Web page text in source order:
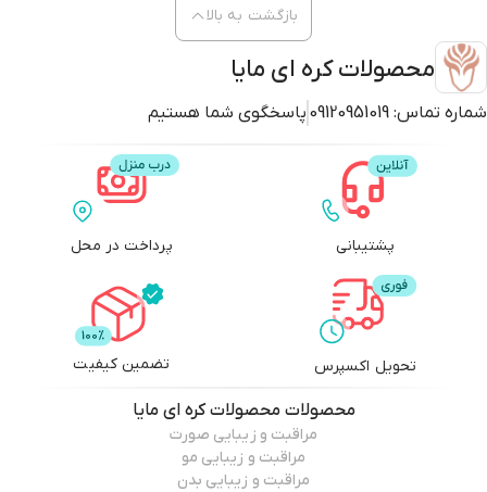
محصولات کره ای مایا
شماره تماس: 09120951019 پاسخگوی شما هستیم
بازگشت به بالا
پشتیبانی پرداخت در محل
تحویل اکسپرس تضمین کیفیت
محصولاتمحصولات کره ای مایا
مراقبت و زیبایی صورت
مراقبت و زیبایی مو
مراقبت و زیبایی بدن